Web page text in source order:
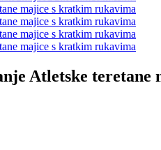
Atletske